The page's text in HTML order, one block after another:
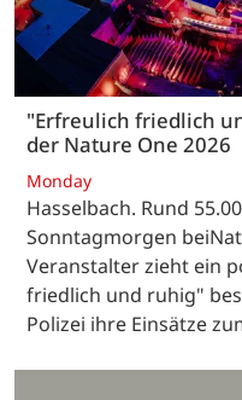
"Erfreulich friedlich
der Nature One 2026
Monday
Hasselbach. Rund
Sonntagmorgen
Veranstalter zieht ein
friedlich und ruhig"
Polizei ihre Einsätze